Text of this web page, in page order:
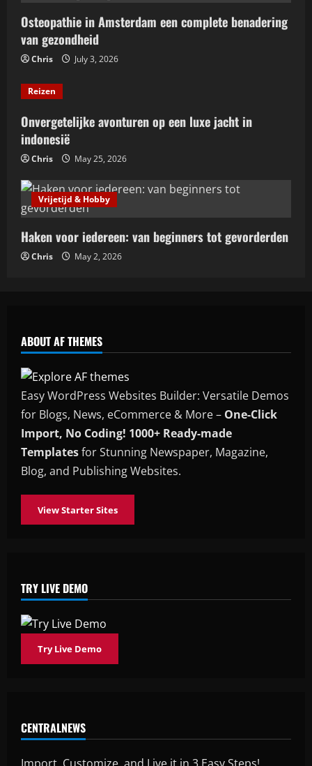
4
Haken voor iedereen: van beginners tot
5
Relatietherapie: samen groeien naar
een liefdevolle verbinding
Osteopathie in Amsterdam een complete benadering
van gezondheid
Chris July 3, 2026
Reizen
Onvergetelijke avonturen op een luxe jacht in
indonesië
Chris May 25, 2026
Vrijetijd & Hobby
Haken voor iedereen: van beginners tot gevorderden
Chris May 2, 2026
ABOUT AF THEMES
Easy WordPress Websites Builder: Versatile Demos
for Blogs, News, eCommerce & More – One-Click
Import, No Coding! 1000+ Ready-made
Templatesfor Stunning Newspaper, Magazine,
Blog, and Publishing Websites.
View Starter Sites
TRY LIVE DEMO
Try Live Demo
CENTRALNEWS